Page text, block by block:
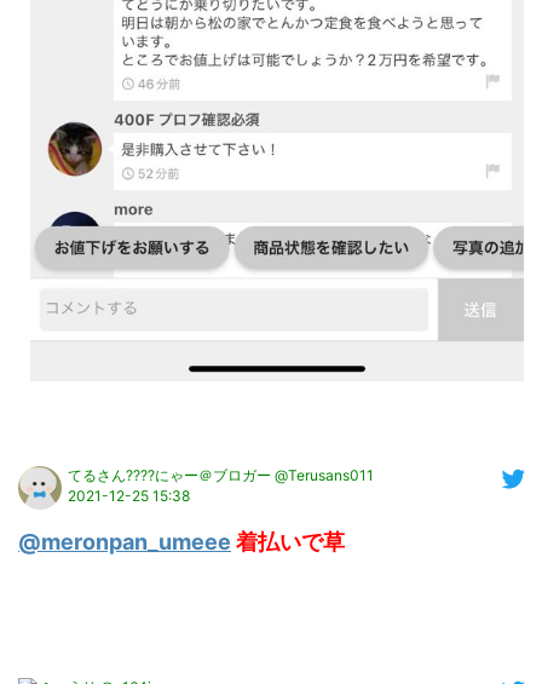
てるさん????にゃー＠ブロガー @Terusans011
2021-12-25 15:38
@meronpan_umeee 着払いで草